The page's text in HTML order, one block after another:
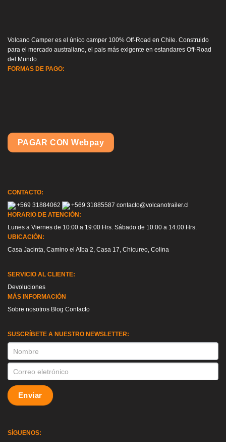
Volcano Camper es el único camper 100% Off-Road en Chile. Construido
para el mercado australiano, el pais más exigente en estandares Off-Road
del Mundo.
FORMAS DE PAGO:
PAGAR CON Webpay
CONTACTO:
+569 31884062
+569 31885587 contacto@volcanotrailer.cl
HORARIO DE ATENCIÓN:
Lunes a Viernes de 10:00 a 19:00 Hrs. Sábado de 10:00 a 14:00 Hrs.
UBICACIÓN:
Casa Jacinta, Camino el Alba 2, Casa 17, Chicureo, Colina
SERVICIO AL CLIENTE:
Devoluciones
MÁS INFORMACIÓN
Sobre nosotros Blog Contacto
SUSCRÍBETE A NUESTRO NEWSLETTER:
SUSCRIPCION
Enviar
SÍGUENOS: